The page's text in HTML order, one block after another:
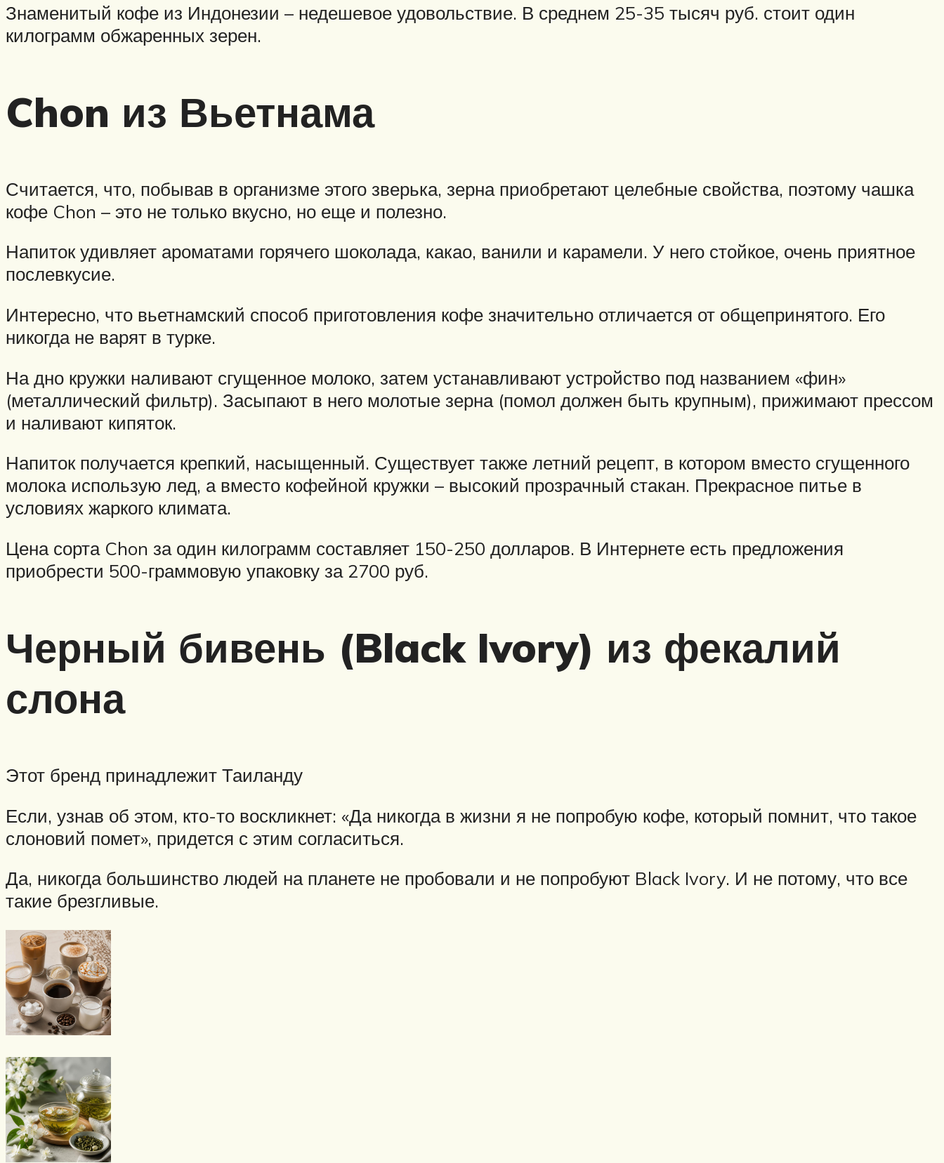
Знаменитый кофе из Индонезии – недешевое удовольствие. В среднем 25-35 тысяч руб. стоит один
килограмм обжаренных зерен.
Chon из Вьетнама
Считается, что, побывав в организме этого зверька, зерна приобретают целебные свойства, поэтому чашка
кофе Chon – это не только вкусно, но еще и полезно.
Напиток удивляет ароматами горячего шоколада, какао, ванили и карамели. У него стойкое, очень приятное
послевкусие.
Интересно, что вьетнамский способ приготовления кофе значительно отличается от общепринятого. Его
никогда не варят в турке.
На дно кружки наливают сгущенное молоко, затем устанавливают устройство под названием «фин»
(металлический фильтр). Засыпают в него молотые зерна (помол должен быть крупным), прижимают прессом
и наливают кипяток.
Напиток получается крепкий, насыщенный. Существует также летний рецепт, в котором вместо сгущенного
молока использую лед, а вместо кофейной кружки – высокий прозрачный стакан. Прекрасное питье в
условиях жаркого климата.
Цена сорта Chon за один килограмм составляет 150-250 долларов. В Интернете есть предложения
приобрести 500-граммовую упаковку за 2700 руб.
Черный бивень (Black Ivory) из фекалий
слона
Этот бренд принадлежит Таиланду
Если, узнав об этом, кто-то воскликнет: «Да никогда в жизни я не попробую кофе, который помнит, что такое
слоновий помет», придется с этим согласиться.
Да, никогда большинство людей на планете не пробовали и не попробуют Black Ivory. И не потому, что все
такие брезгливые.